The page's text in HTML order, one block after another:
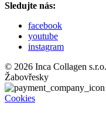
Sledujte nás:
facebook
youtube
instagram
© 2026 Inca Collagen
Žabovřesky
Cookies